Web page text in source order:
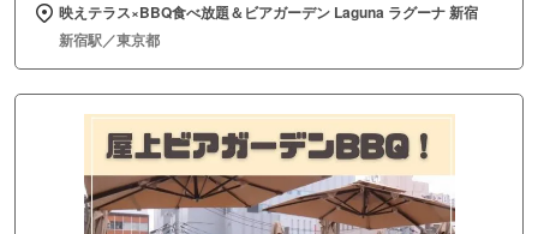
映えテラス×BBQ食べ放題＆ビアガーデン Laguna ラグーナ 新宿
新宿駅／東京都